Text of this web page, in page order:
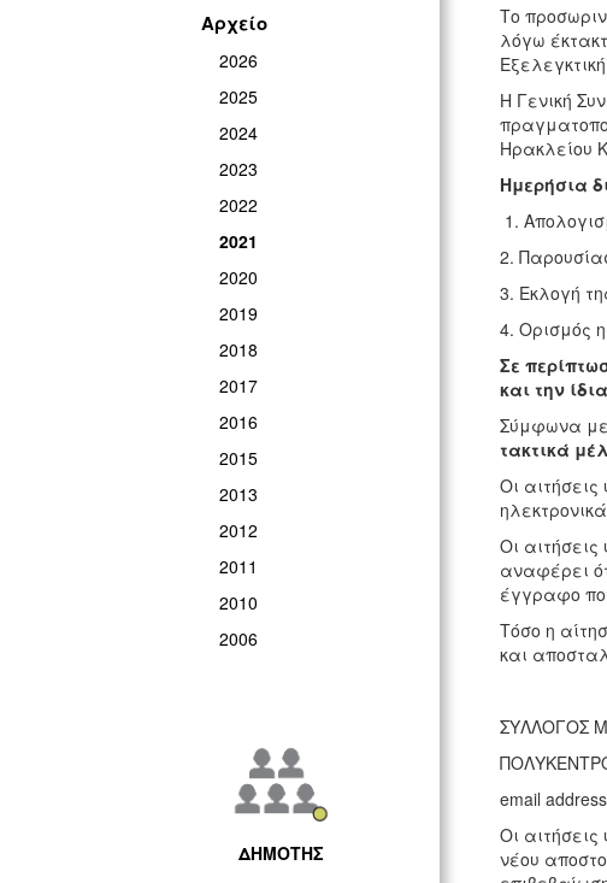
Αρχείο
2026
2025
2024
2023
2022
2021
2020
2019
2018
2017
2016
2015
2013
2012
2011
2010
2006
ΔΗΜΟΤΗΣ
Το
λόγω
Η Γενική
Ηρακλείου
Ημερήσια
1.
2.
3. Εκλογή
4. Ορισμός
Σε
και την
Σύμφωνα με
τακτικά
Οι
Οι
αναφέρει
έγγραφο
Τόσο η
και
ΣΥΛΛΟΓΟΣ
email
Οι
νέου